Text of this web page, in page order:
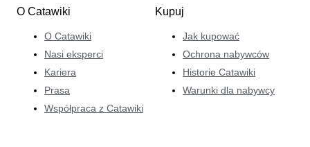
O Catawiki
O Catawiki
Nasi eksperci
Kariera
Prasa
Współpraca z Catawiki
Kupuj
Jak kupować
Ochrona nabywców
Historie Catawiki
Warunki dla nabywcy